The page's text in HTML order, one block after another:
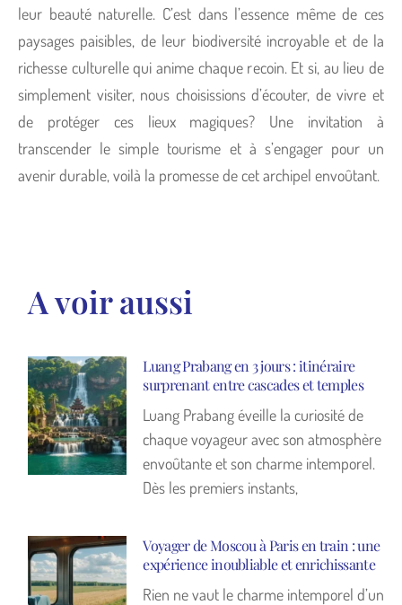
leur beauté naturelle. C’est dans l’essence même de ces
paysages paisibles, de leur biodiversité incroyable et de la
richesse culturelle qui anime chaque recoin. Et si, au lieu de
simplement visiter, nous choisissions d’écouter, de vivre et
de protéger ces lieux magiques? Une invitation à
transcender le simple tourisme et à s’engager pour un
avenir durable, voilà la promesse de cet archipel envoûtant.
A voir aussi
Luang Prabang en 3 jours : itinéraire
surprenant entre cascades et temples
Luang Prabang éveille la curiosité de
chaque voyageur avec son atmosphère
envoûtante et son charme intemporel.
Dès les premiers instants,
Voyager de Moscou à Paris en train : une
expérience inoubliable et enrichissante
Rien ne vaut le charme intemporel d’un